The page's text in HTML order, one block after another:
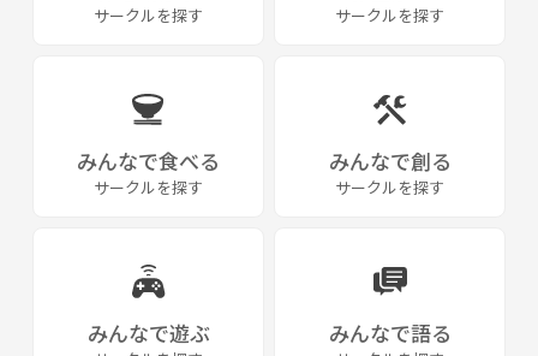
サークルを探す サークルを探す
みんなで食べる
サークルを探す
みんなで創る
サークルを探す
みんなで遊ぶ みんなで語る